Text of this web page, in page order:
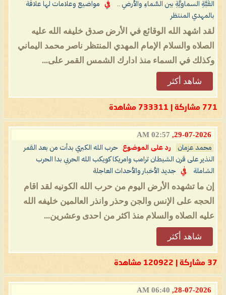
القُبَّةِ السماويَّةِ بين السَّماءِ والأرضِ ..
في
مواضيع وعلامات لها علاقة
بالمهدي المنتظر
لقد اشهد الله الوقائع في الأرض صدق خليفه الله عليه
الصلاه والسلام الإمام المهدي المنتظر ناصر محمد اليماني
وكذلك في السماء منذ ادارك الشمس القمر على...
شاهد أكثر
771 مشاركة | 733311 مشاهدة
29-07-2026,
02:57 AM
محمد عزمان رد على الموضوع
حرب الله الكبري بدأت من بعد القمر
النذير على قرن الشيطان ترامب وامريكا كويكب الله الحربي بدا الحرب
الشاملة
في جديد الأخبار والأحداث العاجلة
إن ما تشهده الأرض اليوم من حرب الله الكونيه لقد اقام
الحجه على الإنس والجن وحذر وانذر العالمين خليفه الله
عليه الصلاه والسلام منذ اكثر من احدى وعشرين...
شاهد أكثر
37 مشاركة | 120922 مشاهدة
28-07-2026,
06:40 AM